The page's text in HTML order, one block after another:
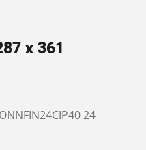
x 361
24